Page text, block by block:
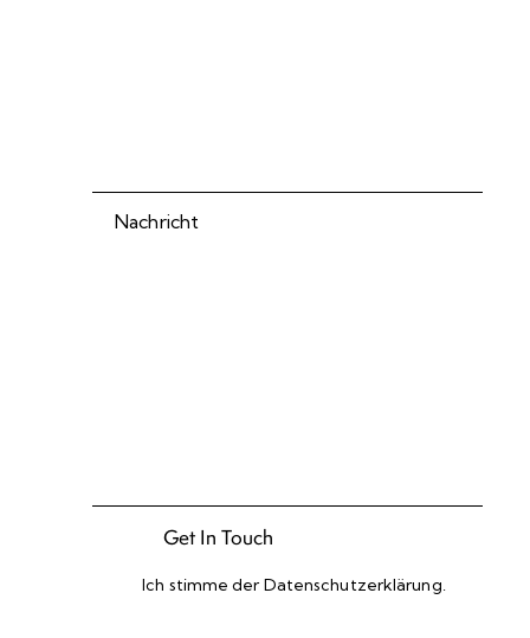
Ich stimme der Datenschutzerklärung.